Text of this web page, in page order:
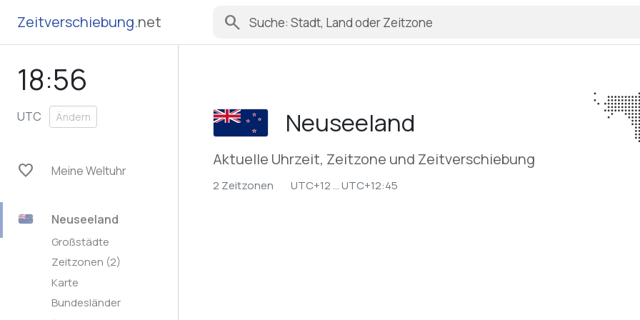
Zeitverschiebung.net search
18:56
UTC Ändern
favorite Meine Weltuhr
Neuseeland
Großstädte
Zeitzonen (2)
Karte
Bundesländer
Neuseeland
Aktuelle Uhrzeit, Zeitzone und Zeitverschiebung
2 Zeitzonen UTC+12 ... UTC+12:45